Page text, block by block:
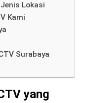
Lokasi
Kami
Surabaya
yang